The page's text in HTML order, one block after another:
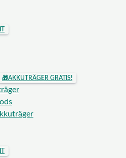
🎁AKKUTRÄGER GRATIS!